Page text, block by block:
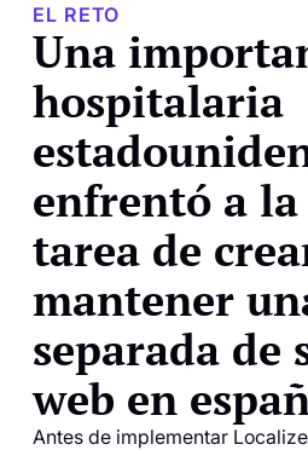
EL RETO
Una
hospitalaria
enfrentó a
tarea de
mantener
separada de
web en
Antes de implementar